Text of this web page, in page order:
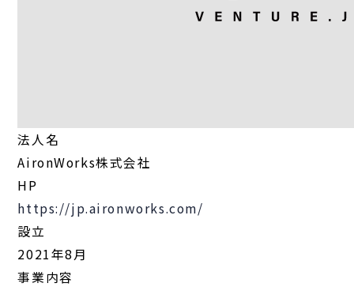
法人名
AironWorks株式会社
HP
https://jp.aironworks.com/
設立
2021年8月
事業内容